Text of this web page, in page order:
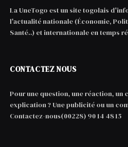
La UneTogo est un site togolais
l'actualité nationale (Économie,
Santé..) et internationale en temps
CONTACTEZ NOUS
Pour une question, une réaction, un
explication ? Une publicité ou un
Contactez-nous(00228) 90 14 48 15